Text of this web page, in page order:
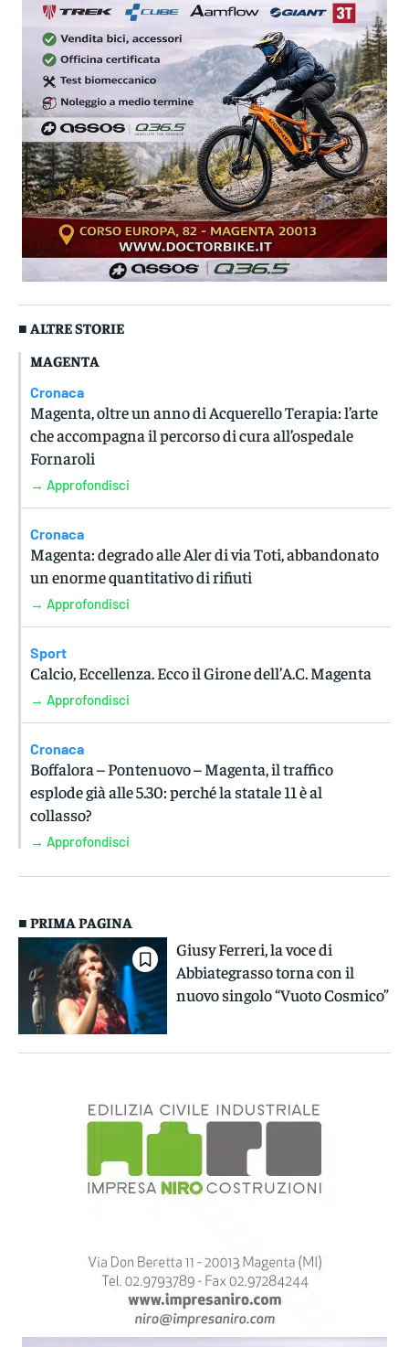
■ ALTRE STORIE
MAGENTA
Cronaca
Magenta, oltre un anno di Acquerello Terapia: l’arte
che accompagna il percorso di cura all’ospedale
Fornaroli
→ Approfondisci
Cronaca
Magenta: degrado alle Aler di via Toti, abbandonato
un enorme quantitativo di rifiuti
→ Approfondisci
Sport
Calcio, Eccellenza. Ecco il Girone dell’A.C. Magenta
→ Approfondisci
Cronaca
Boffalora – Pontenuovo – Magenta, il traffico
esplode già alle 5.30: perché la statale 11 è al
collasso?
→ Approfondisci
■ PRIMA PAGINA
Giusy Ferreri, la voce di
Abbiategrasso torna con il
nuovo singolo “Vuoto Cosmico”